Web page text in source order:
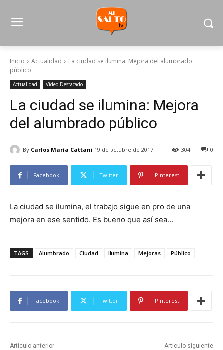
Inicio Actualidad
La ciudad se ilumina: Mejora del alumbrado
público
Actualidad Video Destacado
La ciudad se ilumina: Mejora
del alumbrado público
By Carlos María Cattani 19 de octubre de 2017 0
304
Facebook Twitter Pinterest
La ciudad se ilumina, el trabajo sigue en pro de una
mejora en ese sentido. Es bueno que así sea…
TAGS Alumbrado Ciudad Ilumina Mejoras Público
Facebook Twitter Pinterest
Artículo anterior Artículo siguiente